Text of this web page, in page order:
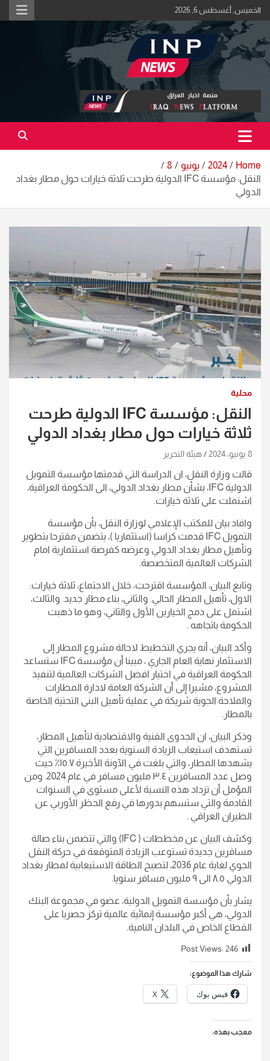
Skip
to
content
الخميس, أغسطس 6, 2026
منصة اخبار العراق
اكبر منصة خبرية في العراق | #الحقيقة_اولاً
Home
2024 يونيو
8
النقل: مؤسسة IFC الدولية طرحت ثلاثة خيارات حول مطار بغداد
الدولي
محلية
النقل: مؤسسة IFC الدولية طرحت
ثلاثة خيارات حول مطار بغداد الدولي
8 يونيو، 2024 هيئة التحرير
قالت وزارة النقل، ان الدراسة التي قدمتها مؤسسة التمويل
الدولية IFC، بشأن مطار بغداد الدولي، الى الحكومة العراقية،
اشتملت على ثلاثة خيارات.
وافاد بيان للمكتب الإعلامي لوزارة النقل، بأن مؤسسة
التمويل IFC قدمت كراسا (استثماريا )، يتضمن مقترحا بتطوير
وتأهيل مطار بغداد الدولي وعرضه كفرصة استثمارية امام
الشركات العالمية المتخصصة.
وتابع البيان، المؤسسة اقترحت، خلال الاجتماع، ثلاثة خيارات:
الاول، تأهيل المطار الحالي. والثاني، بناء مطار جديد. والثالث،
اشتمل على دمج الخيارين الأول والثاني، وهو ما ذهبت
الحكومة باتجاهه .
وأكد البيان، أنه يجري التخطيط لاحالة مشروع المطار إلى
الاستثمار نهاية العام الجاري ، مبينا أن مؤسسة IFC ستساعد
الحكومة العراقية في اختيار افضل الشركات العالمية لتنفيذ
المشروع، مشيرا إلى أن الشركة العامة لادارة المطارات
والملاحة الجوية شريكة في عملية تأهيل البنى التحتية الخاصة
بالمطار.
وذكر البيان، ان الجدوى الفنية والاقتصادية لتأهيل المطار،
تستهدف استيعاب الزيادة السنوية بعدد المسافرين التي
يشهدها المطار، والتي بلغت في الآونة الأخيرة ١٥.٧٪؜ حيث
وصل عدد المسافرين ٣.٤ مليون مسافر في عام 2024. ومن
المؤمل أن تزداد هذه النسبة ‏لأعلى مستوى في السنوات
القادمة والتي ستسهم بدورها في رفع الحظر الأوربي عن
الطيران العراقي .
وكشف البيان عن مخططات ( lFC) والتي تتضمن بناء صالة
مسافرين جديدة تستوعب الزيادة المتوقعة في حركة النقل
الجوي لغاية عام 2036، لتصبح الطاقة الاستيعابية لمطار بغداد
الدولي ٨.٥ الى ٩ مليون مسافر سنويا.
يشار بأن مؤسسة التمويل الدولية، عضو في مجموعة البنك
الدولي، هي أكبر مؤسسة إنمائية عالمية تركز حصريا على
القطاع الخاص في البلدان النامية.
Post Views: 246
شارك هذا الموضوع:
فيس بوك X
معجب بهذه: